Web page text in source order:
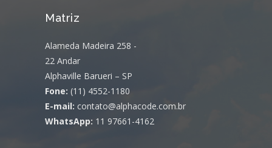
Matriz
Alameda Madeira 258 -
22 Andar
Alphaville Barueri – SP
Fone: (11) 4552-1180
E-mail: contato@alphacode.com.br
WhatsApp: 11 97661-4162